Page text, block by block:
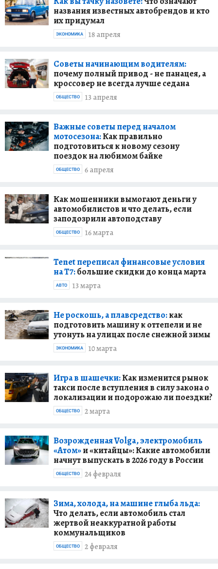
названия известных автобрендов и кто
их придумал
18 апреля
ЭКОНОМИКА
Советы начинающим водителям:
почему полный привод - не панацея, а
кроссовер не всегда лучше седана
13 апреля
ОБЩЕСТВО
Важные советы перед началом
мотосезона:Как правильно
подготовиться к новому сезону
поездок на любимом байке
6 апреля
ОБЩЕСТВО
Как мошенники вымогают деньги у
автомобилистов и что делать, если
заподозрили автоподставу
16 марта
ОБЩЕСТВО
Tenet переписал финансовые условия
на T7:большие скидки до конца марта
13 марта
АВТО
Не роскошь, а плавсредство:как
подготовить машину к оттепели и не
утонуть на улицах после снежной зимы
10 марта
ЭКОНОМИКА
Игра в шашечки:Как изменится рынок
такси после вступления в силу закона о
локализации и подорожаю ли поездки?
2 марта
ОБЩЕСТВО
Возрожденная Volga, электромобиль
«Атом»и «китайцы»: Какие автомобили
начнут выпускать в 2026 году в России
24 февраля
ОБЩЕСТВО
Зима, холода, на машине глыба льда:
Что делать, если автомобиль стал
жертвой неаккуратной работы
коммунальщиков
2 февраля
ОБЩЕСТВО